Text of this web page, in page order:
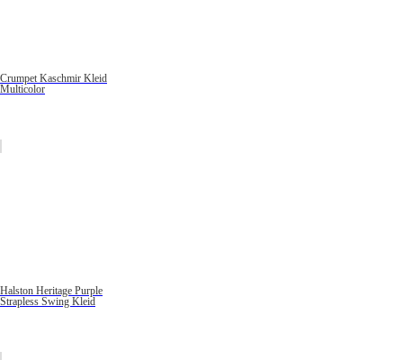
Crumpet Kaschmir Kleid
Multicolor
Halston Heritage Purple
Strapless Swing Kleid